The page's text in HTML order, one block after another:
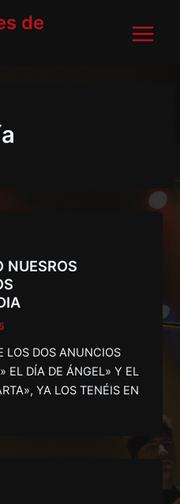
de
Menu
NUESROS
LOS DOS ANUNCIOS
EL DÍA DE ÁNGEL» Y EL
YA LOS TENÉIS EN